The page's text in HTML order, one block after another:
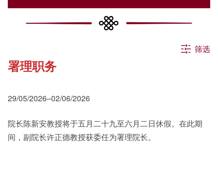
所有消息
活动
申请
公告
筛选
署理职务
29/05/2026–02/06/2026
院长陈新安教授将于五月二十九至六月二日休假。在此期
间，副院长许正德教授获委任为署理院长。